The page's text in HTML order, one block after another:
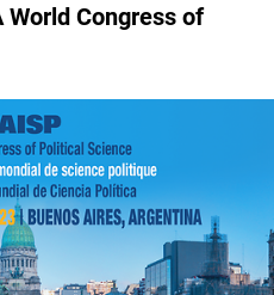
World Congress of